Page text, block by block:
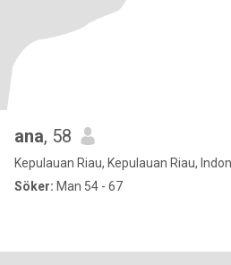
ana, 58
Kepulauan Riau, Kepulauan Riau,
Söker: Man 54 - 67